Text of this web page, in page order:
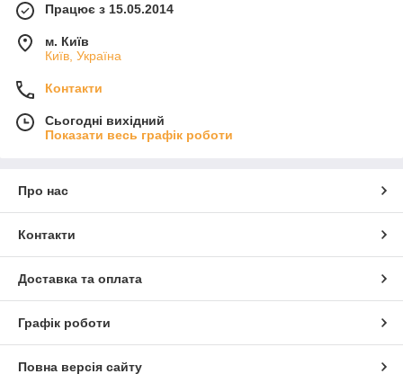
Працює з 15.05.2014
м. Київ
Київ, Україна
Контакти
Сьогодні вихідний
Показати весь графік роботи
Про нас
Контакти
Доставка та оплата
Графік роботи
Повна версія сайту